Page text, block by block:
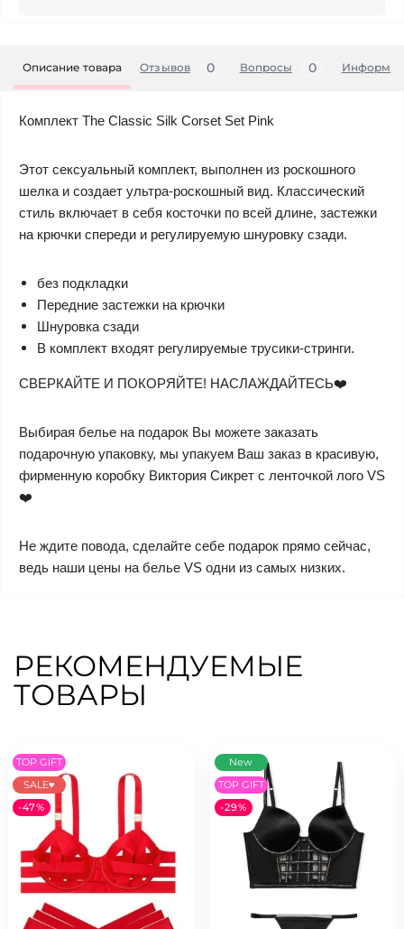
Описание товара Отзывов 0 Вопросы 0
Комплект The Classic Silk Corset Set Pink
Этот сексуальный комплект, выполнен из роскошного
шелка и создает ультра-роскошный вид. Классический
стиль включает в себя косточки по всей длине, застежки
на крючки спереди и регулируемую шнуровку сзади.
без подкладки
Передние застежки на крючки
Шнуровка сзади
В комплект входят регулируемые трусики-стринги.
СВЕРКАЙТЕ И ПОКОРЯЙТЕ! НАСЛАЖДАЙТЕСЬ❤️
Выбирая белье на подарок Вы можете заказать
подарочную упаковку, мы упакуем Ваш заказ в красивую,
фирменную коробку Виктория Сикрет с ленточкой лого VS
❤️
Не ждите повода, сделайте себе подарок прямо сейчас,
ведь наши цены на белье VS одни из самых низких.
РЕКОМЕНДУЕМЫЕ
ТОВАРЫ
TOP GIFT
SALE♥
-47%
New
TOP GIFT
-29%